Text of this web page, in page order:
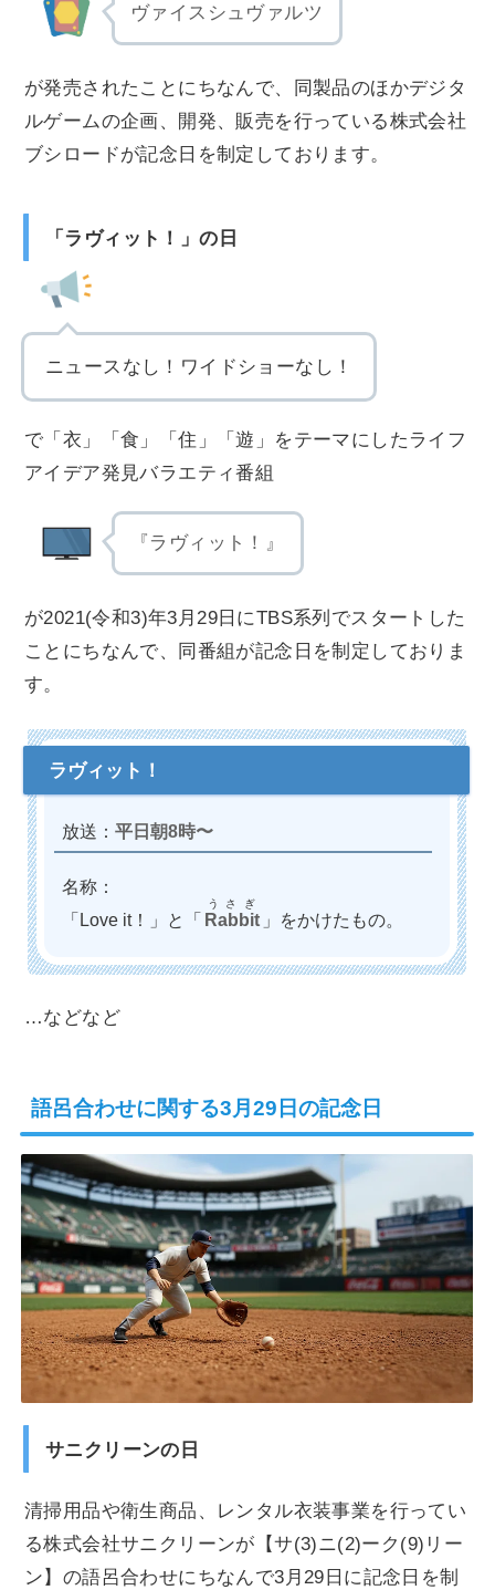
ヴァイスシュヴァルツ
が発売されたことにちなんで、同製品のほかデジタ
ルゲームの企画、開発、販売を行っている株式会社
ブシロードが記念日を制定しております。
「ラヴィット！」の日
ニュースなし！ワイドショーなし！
で「衣」「食」「住」「遊」をテーマにしたライフ
アイデア発見バラエティ番組
『ラヴィット！』
が2021(令和3)年3月29日にTBS系列でスタートした
ことにちなんで、同番組が記念日を制定しておりま
す。
平日朝8時〜
名称：
「Love it！」と「
Rabbit
うさぎ
」をかけたもの。
…などなど
語呂合わせに関する3月29日の記念日
サニクリーンの日
清掃用品や衛生商品、レンタル衣装事業を行ってい
る株式会社サニクリーンが【サ(3)ニ(2)ーク(9)リー
ン】の語呂合わせにちなんで3月29日に記念日を制